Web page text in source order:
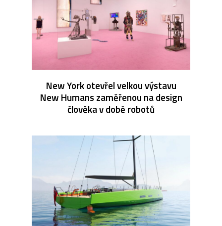
New York otevřel velkou výstavu
New Humans zaměřenou na design
člověka v době robotů